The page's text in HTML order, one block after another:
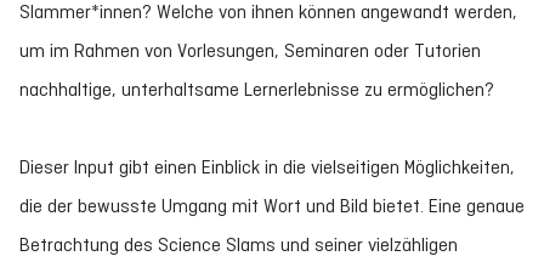
Slammer*innen? Welche von ihnen können angewandt werden,
um im Rahmen von Vorlesungen, Seminaren oder Tutorien
nachhaltige, unterhaltsame Lernerlebnisse zu ermöglichen?
Dieser Input gibt einen Einblick in die vielseitigen Möglichkeiten,
die der bewusste Umgang mit Wort und Bild bietet. Eine genaue
Betrachtung des Science Slams und seiner vielzähligen